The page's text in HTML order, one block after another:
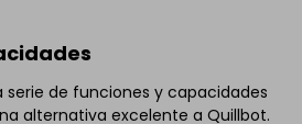
de funciones y capacidades
alternativa excelente a Quillbot.